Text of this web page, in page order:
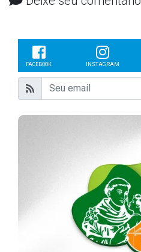
FACEBOOK INSTAGRAM